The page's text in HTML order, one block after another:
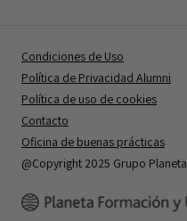
Condiciones de Uso
Política de Privacidad Alumni
Política de uso de cookies
Contacto
Oficina de buenas prácticas
@Copyright 2025 Grupo Planeta